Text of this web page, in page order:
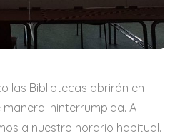
las Bibliotecas abrirán en
ininterrumpida. A
a nuestro horario habitual.